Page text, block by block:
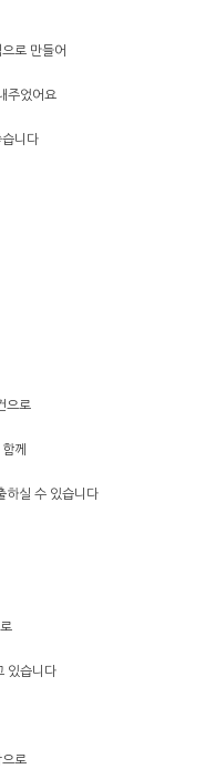
로 만들어
주었어요
니다
으로
께
하실 수 있습니다
있습니다
로